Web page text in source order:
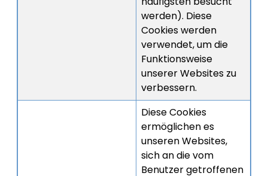
werden). Diese
Cookies werden
verwendet, um die
Funktionsweise
unserer Websites zu
verbessern.
Diese Cookies
ermöglichen es
unseren Websites,
sich an die vom
Benutzer getroffenen